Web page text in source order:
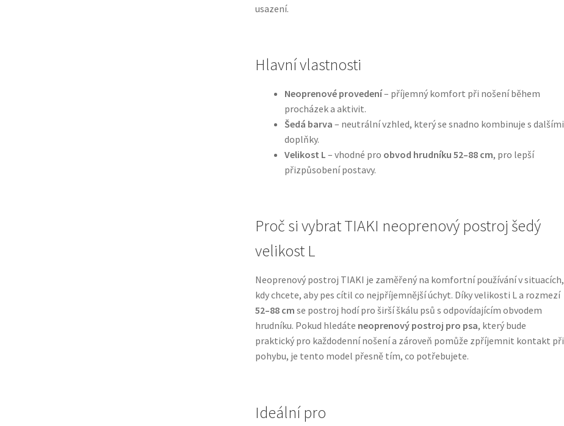
usazení.
Hlavní vlastnosti
Neoprenové provedení– příjemný komfort při nošení během
procházek a aktivit.
Šedá barva – neutrální vzhled, který se snadno kombinuje s dalšími
doplňky.
Velikost L – vhodné pro obvod hrudníku 52–88 cm, pro lepší
přizpůsobení postavy.
Proč si vybrat TIAKI neoprenový postroj šedý
velikost L
Neoprenový postroj TIAKI je zaměřený na komfortní používání v situacích,
kdy chcete, aby pes cítil co nejpříjemnější úchyt. Díky velikosti L a rozmezí
52–88 cm se postroj hodí pro širší škálu psů s odpovídajícím obvodem
hrudníku. Pokud hledáte neoprenový postroj pro psa, který bude
praktický pro každodenní nošení a zároveň pomůže zpříjemnit kontakt při
pohybu, je tento model přesně tím, co potřebujete.
Ideální pro